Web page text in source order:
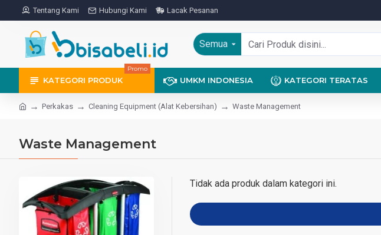
Tentang Kami Hubungi Kami Lacak Pesanan
Semua
KATEGORI PRODUK
Promo
UMKM INDONESIA KATEGORI TERATAS
Perkakas Cleaning Equipment (Alat Kebersihan) Waste Management
Waste Management
Tidak ada produk dalam kategori ini.